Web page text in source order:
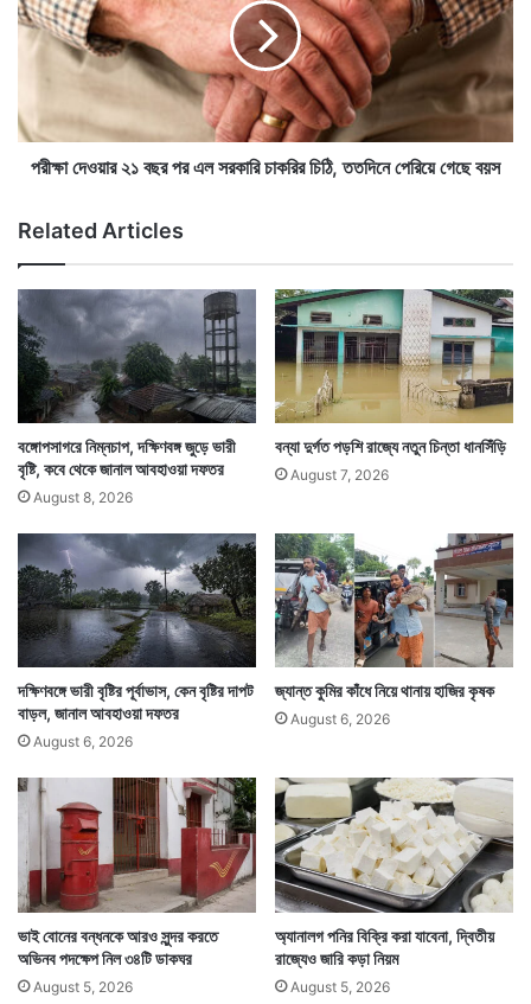
অবশ্য বর্ষা ঢোকার আগেই প্রাক বর্ষার বৃষ্টিতে ভিজছে কেরালা ও
পূর্বাভাস দেওয়া হয়েছে।
কেরালায় বর্ষা প্রবেশ করার পর তা ধীরে ধীরে দেশের বিভিন্ন অংশে
ছড়িয়ে পড়তে থাকে। এবার যেহেতু দেরিতেই বর্ষা প্রবেশ করতে
চলেছে, তাই পশ্চিমবঙ্গেও তা ঢুকতে দেরি হওয়াটা স্বাভাবিক। —
সংবাদ সংস্থার সাহায্য নিয়ে লেখা
ড়
অং
ড়
বৃ
র্বা
ভা
স
,
ক
বে
কো
বৃ
ষ্টি
দে
২
১
প
র
এ
ল
স
র
চা
ক
রি
চি
ঠি
,
ত
ত
নে
পে
রি
গে
স
পরীক্ষা দেওয়ার ২১ বছর পর এল সরকারি চাকরির চিঠি, ততদিনে পেরিয়ে গেছে বয়স
Related Articles
বঙ্গোপসাগরে নিম্নচাপ, দক্ষিণবঙ্গ জুড়ে ভারী
বৃষ্টি, কবে থেকে জানাল আবহাওয়া দফতর
August 8, 2026
বন্যা দুর্গত পড়শি রাজ্যে নতুন চিন্তা ধানসিঁড়ি
August 7, 2026
দক্ষিণবঙ্গে ভারী বৃষ্টির পূর্বাভাস, কেন বৃষ্টির দাপট
বাড়ল, জানাল আবহাওয়া দফতর
August 6, 2026
জ্যান্ত কুমির কাঁধে নিয়ে থানায় হাজির কৃষক
August 6, 2026
ভাই বোনের বন্ধনকে আরও সুন্দর করতে
অভিনব পদক্ষেপ নিল ৩৪টি ডাকঘর
August 5, 2026
অ্যানালগ পনির বিক্রি করা যাবেনা, দ্বিতীয়
রাজ্যেও জারি কড়া নিয়ম
August 5, 2026